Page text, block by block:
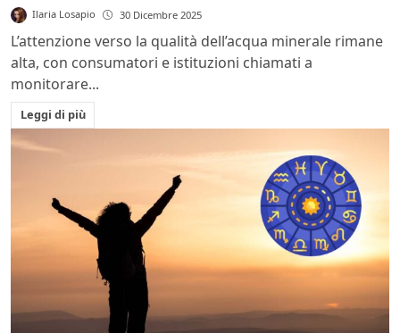
Ilaria Losapio 30 Dicembre 2025
L’attenzione verso la qualità dell’acqua minerale rimane
alta, con consumatori e istituzioni chiamati a
monitorare...
Leggi di più